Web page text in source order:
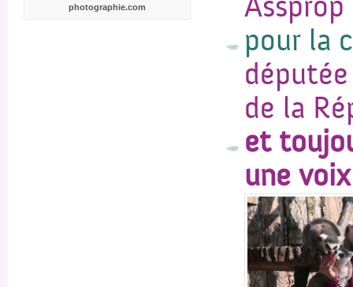
photographie.com
Assprop
pour la
de la
et
une